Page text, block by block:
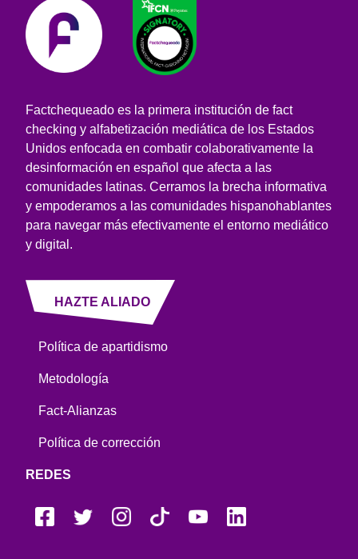
Factchequeado es la primera institución de fact
checking y alfabetización mediática de los Estados
Unidos enfocada en combatir colaborativamente la
desinformación en español que afecta a las
comunidades latinas. Cerramos la brecha informativa
y empoderamos a las comunidades hispanohablantes
para navegar más efectivamente el entorno mediático
y digital.
HAZTE ALIADO
Política de apartidismo
Metodología
Fact-Alianzas
Política de corrección
REDES